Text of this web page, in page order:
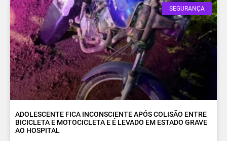
SEGURANÇA
ADOLESCENTE FICA INCONSCIENTE APÓS COLISÃO ENTRE
BICICLETA E MOTOCICLETA E É LEVADO EM ESTADO GRAVE
AO HOSPITAL